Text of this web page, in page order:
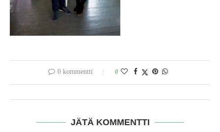
0 kommentti 0
JÄTÄ KOMMENTTI